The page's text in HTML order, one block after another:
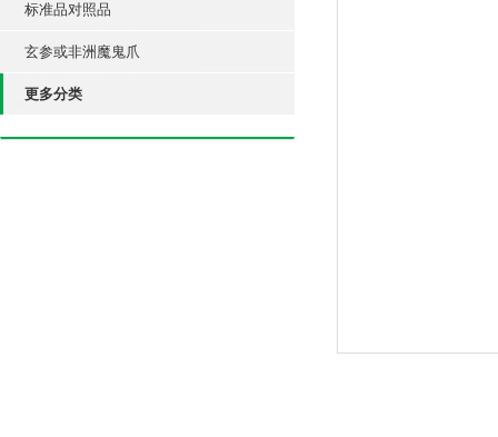
标准品对照品
玄参或非洲魔鬼爪
更多分类